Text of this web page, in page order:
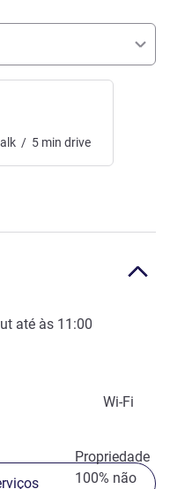
/ 5 min drive
até às 11:00
Wi-Fi
Propriedade
100% não